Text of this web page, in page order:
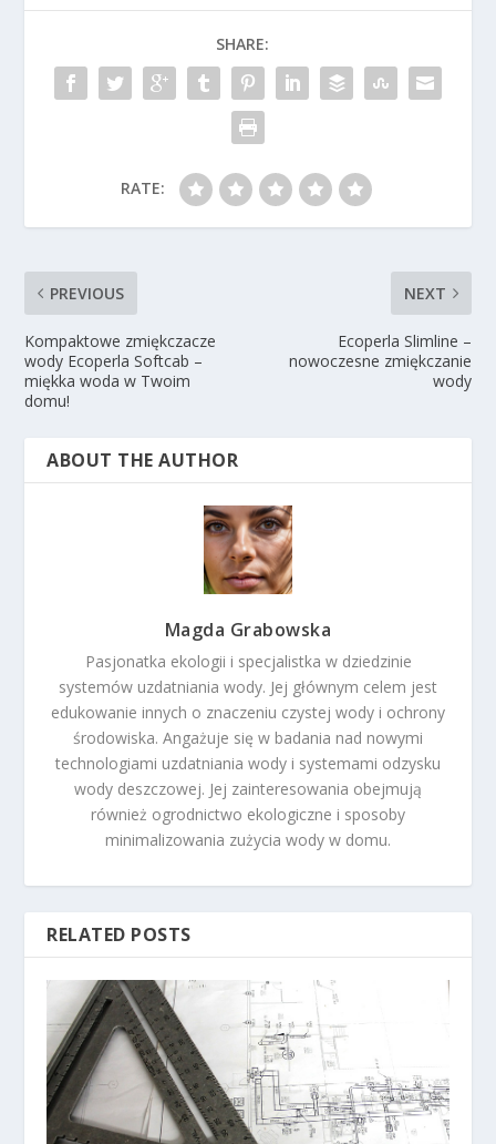
SHARE:
RATE:
PREVIOUS
Kompaktowe zmiękczacze
wody Ecoperla Softcab –
miękka woda w Twoim
domu!
NEXT
Ecoperla Slimline –
nowoczesne zmiękczanie
wody
ABOUT THE AUTHOR
Magda Grabowska
Pasjonatka ekologii i specjalistka w dziedzinie
systemów uzdatniania wody. Jej głównym celem jest
edukowanie innych o znaczeniu czystej wody i ochrony
środowiska. Angażuje się w badania nad nowymi
technologiami uzdatniania wody i systemami odzysku
wody deszczowej. Jej zainteresowania obejmują
również ogrodnictwo ekologiczne i sposoby
minimalizowania zużycia wody w domu.
RELATED POSTS